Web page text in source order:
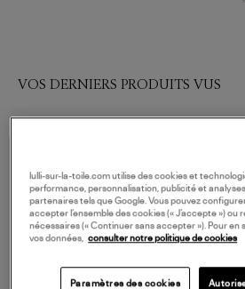
VOS DERNIERS PRODUITS VUS
lulli-sur-la-toile.com utilise des cookies et
performance, personnalisation, publicité et
partenaires tels que Google. Vous pouvez
accepter l’ensemble des cookies (« J’accepte »)
nécessaires (« Continuer sans accepter »). Pour en
vos données,
consulter notre politique de cookies
Paramètres des cookies